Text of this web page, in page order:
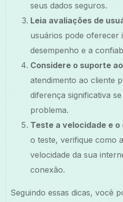
seus dados seguros.
Leia avaliações de
usuários pode oferecer
desempenho e a
Considere o suporte
atendimento ao cliente
diferença significativa
problema.
Teste a velocidade e o
o teste, verifique como
velocidade da sua
conexão.
Seguindo essas dicas, você